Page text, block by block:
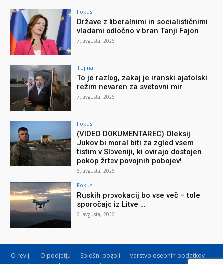
Fokus
Države z liberalnimi in socialističnimi
vladami odločno v bran Tanji Fajon
7. avgusta, 2026
Tujina
To je razlog, zakaj je iranski ajatolski
režim nevaren za svetovni mir
7. avgusta, 2026
Fokus
(VIDEO DOKUMENTAREC) Oleksij
Jukov bi moral biti za zgled vsem
tistim v Sloveniji, ki ovirajo dostojen
pokop žrtev povojnih pobojev!
6. avgusta, 2026
Fokus
Ruskih provokacij bo vse več – tole
sporočajo iz Litve …
6. avgusta, 2026
O reviji O podjetju Splošni pogoji
Varstvo osebnih podatkov